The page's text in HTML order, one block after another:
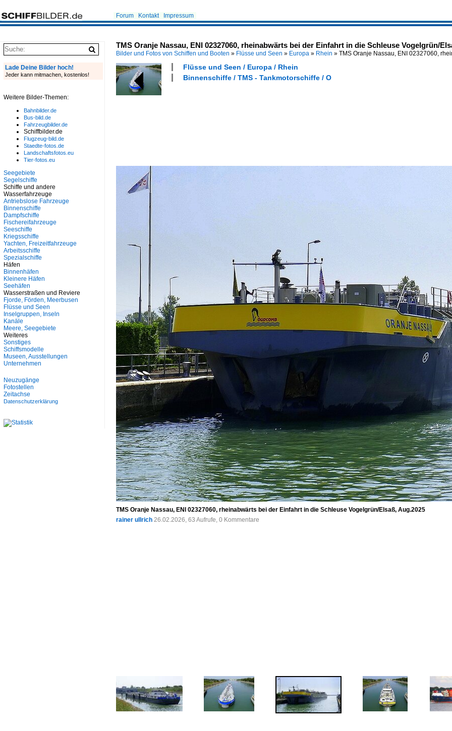
Forum Kontakt Impressum
TMS Oranje Nassau, ENI 02327060, rheinabwärts bei der Einfahrt in die Schleuse Vogelgrün/
Bilder und Fotos von Schiffen und Booten » Flüsse und Seen » Europa » Rhein » TMS Oranje Nassau, ENI 02327060,
Flüsse und Seen / Europa / Rhein
Binnenschiffe / TMS - Tankmotorschiffe / O
TMS Oranje Nassau, ENI 02327060, rheinabwärts bei der Einfahrt in die Schleuse Vogelgrün/Elsaß, Aug.2025
rainer ullrich 26.02.2026, 63 Aufrufe, 0 Kommentare
Lade Deine Bilder hoch!
Jeder kann mitmachen, kostenlos!
Weitere Bilder-Themen:
Bahnbilder.de
Bus-bild.de
Fahrzeugbilder.de
Schiffbilder.de
Flugzeug-bild.de
Staedte-fotos.de
Landschaftsfotos.eu
Tier-fotos.eu
Seegebiete
Segelschiffe
Schiffe und andere
Wasserfahrzeuge
Antriebslose Fahrzeuge
Binnenschiffe
Dampfschiffe
Fischereifahrzeuge
Seeschiffe
Kriegsschiffe
Yachten, Freizeitfahrzeuge
Arbeitsschiffe
Spezialschiffe
Häfen
Binnenhäfen
Kleinere Häfen
Seehäfen
Wasserstraßen und Reviere
Fjorde, Förden, Meerbusen
Flüsse und Seen
Inselgruppen, Inseln
Kanäle
Meere, Seegebiete
Weiteres
Sonstiges
Schiffsmodelle
Museen, Ausstellungen
Unternehmen
Neuzugänge
Fotostellen
Zeitachse
Datenschutzerklärung